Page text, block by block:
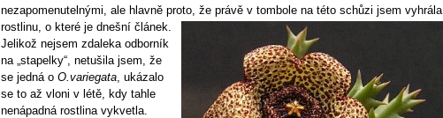
nezapomenutelnými, ale hlavně proto, že právě v tombole na této schůzi jsem vyhrála
rostlinu, o které je dnešní článek.
Jelikož nejsem zdaleka odborník
na „stapelky“, netušila jsem, že
se jedná o O.variegata, ukázalo
se to až vloni v létě, kdy tahle
nenápadná rostlina vykvetla.